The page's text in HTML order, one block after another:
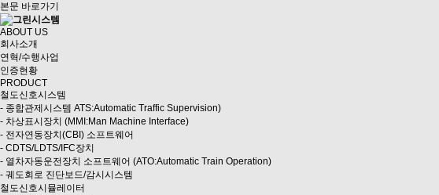
본문 바로가기
ABOUT US
회사소개
연혁/수행사업
인증현황
PRODUCT
철도신호시스템
- 종합관제시스템 ATS:Automatic Traffic Supervision)
- 차상표시장치 (MMI:Man Machine Interface)
- 전자연동장치(CBI) 소프트웨어
- CDTS/LDTS/IFC장치
- 열차자동운전장치 소프트웨어 (ATO:Automatic Train Operation)
- 궤도회로 진단보드/감시시스템
철도신호시뮬레이터